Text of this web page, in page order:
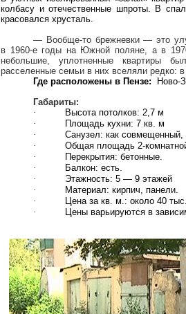
колбасу и отечественные шпроты. В
красовался хрусталь.
— Вообще-то брежневки— это
в 1960-е годы на Южной поляне, а в
небольшие, уплотненные квартиры
расселенные семьи в них вселяли редко:
Гдерасположены в Пензе: Ново-
Габариты:
·
Высота потолков:2,7 м
·
Площадь кухни:7 кв. м
·
Санузел: как совмещенный,
·
Общая площадь 2-
·
Перекрытия: бетонные.
·
Балкон: есть.
·
Этажность: 5 — 9 этажей
·
Материал: кирпич, панели.
·
Цена за кв. м.: около 40
·
Цены варьируются в